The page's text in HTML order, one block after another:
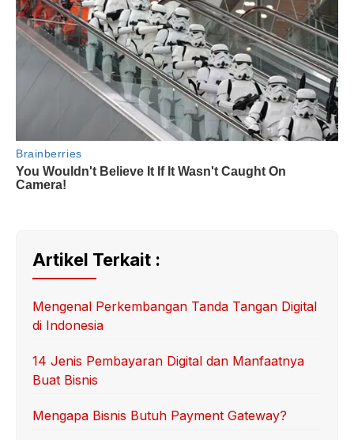
Artikel Terkait :
Mengenal Perkembangan Tanda Tangan Digital
di Indonesia
14 Jenis Pembayaran Digital dan Manfaatnya
Buat Bisnis
Mengapa Bisnis Butuh Payment Gateway?